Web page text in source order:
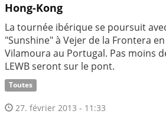
Hong-Kong
La tournée ibérique se poursuit
"Sunshine" à Vejer de la Frontera
Vilamoura au Portugal. Pas moins
LEWB seront sur le pont.
Toutes
27. février 2013 - 11:33